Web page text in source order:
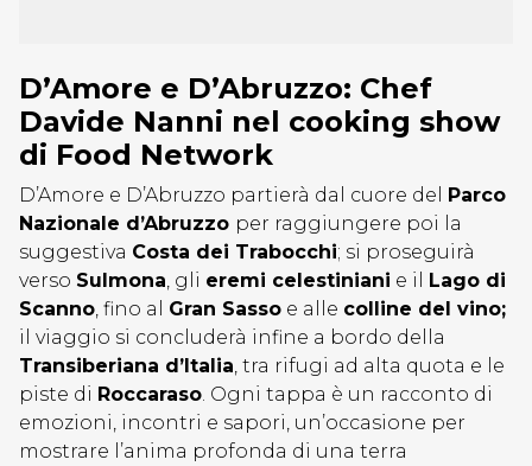
D’Amore e D’Abruzzo: Chef
Davide Nanni nel cooking show
di Food Network
D’Amore e D’Abruzzo partierà dal cuore del Parco
Nazionale d’Abruzzo per raggiungere poi la
suggestiva Costa dei Trabocchi; si proseguirà
verso Sulmona, gli eremi celestiniani e il Lago di
Scanno, fino al Gran Sasso e alle colline del vino;
il viaggio si concluderà infine a bordo della
Transiberiana d’Italia, tra rifugi ad alta quota e le
piste di Roccaraso. Ogni tappa è un racconto di
emozioni, incontri e sapori, un’occasione per
mostrare l’anima profonda di una terra